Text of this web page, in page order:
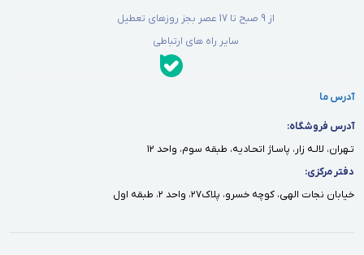
از 9 صبح تا 17 عصر بجز روزهای تعطیل
سایر راه های ارتباطی
آدرس ما
آدرس فروشگاه:
تـهران، لالـه زار، پاسـاژ اتحـاديه، طبقه سوم، واحد ١٢
دفتر مركزى:
خيابان نجات الهى، كوچه خسرو، پلاك٢٧، واحد ٢، طبقه اول